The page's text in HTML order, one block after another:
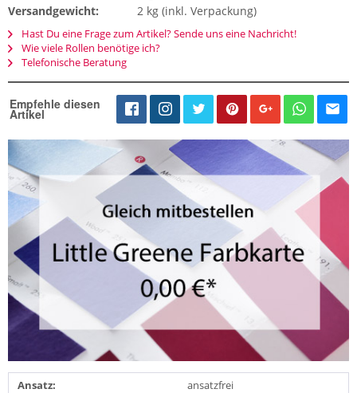
Versandgewicht:
2 kg (inkl. Verpackung)
Hast Du eine Frage zum Artikel? Sende uns eine Nachricht!
Wie viele Rollen benötige ich?
Telefonische Beratung
Empfehle diesen
Artikel
Ansatz: ansatzfrei